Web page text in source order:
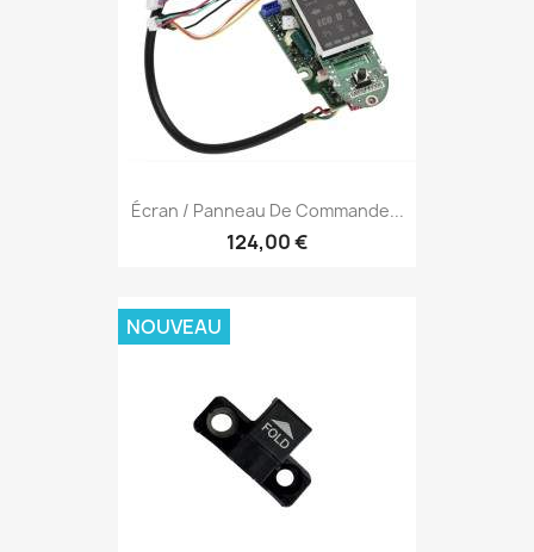
Écran / Panneau De Commande...
124,00 €
NOUVEAU